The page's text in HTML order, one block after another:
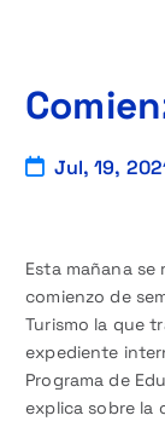
Jul, 19,
Esta mañana se
comienzo de
Turismo la que
expediente
Programa de
explica sobre la